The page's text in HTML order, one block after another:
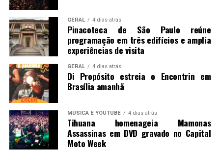
GERAL 4 dias atrás
Pinacoteca de São Paulo reúne
programação em três edifícios e amplia
experiências de visita
GERAL 4 dias atrás
Di Propósito estreia o Encontrin em
Brasília amanhã
MUSICA E YOUTUBE 4 dias atrás
Tihuana homenageia Mamonas
Assassinas em DVD gravado no Capital
Moto Week